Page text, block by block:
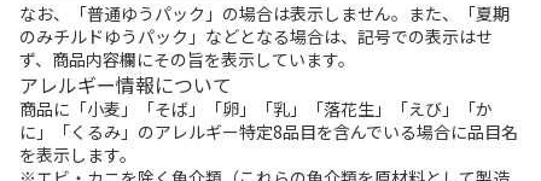
なお、「普通ゆうパック」の場合は表示しません。また、「夏期
のみチルドゆうパック」などとなる場合は、記号での表示はせ
ず、商品内容欄にその旨を表示しています。
アレルギー情報について
商品に「小麦」「そば」「卵」「乳」「落花生」「えび」「か
に」「くるみ」のアレルギー特定8品目を含んでいる場合に品目名
を表示します。